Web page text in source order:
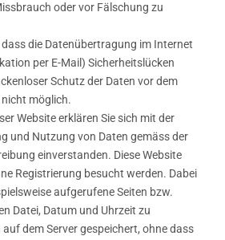
oder vor Fälschung zu
die Datenübertragung im Internet
per E-Mail) Sicherheitslücken
Schutz der Daten vor dem
möglich.
Website erklären Sie sich mit der
und Nutzung von Daten gemäss der
einverstanden. Diese Website
Registrierung besucht werden. Dabei
aufgerufene Seiten bzw.
Datei, Datum und Uhrzeit zu
dem Server gespeichert, ohne dass